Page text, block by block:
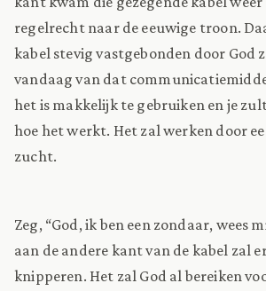
regelrecht naar de eeuwige troon.
kabel stevig vastgebonden door God
vandaag van dat
het is makkelijk te gebruiken en je
hoe het werkt. Het zal werken door
zucht.
Zeg, “God, ik ben een zondaar, wees
aan de andere kant van de kabel zal
knipperen. Het zal God al bereiken